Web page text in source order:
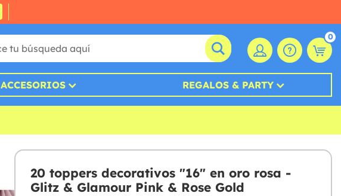
0
ACCESORIOS REGALOS & PARTY
20 toppers decorativos "16" en oro rosa -
Glitz & Glamour Pink & Rose Gold